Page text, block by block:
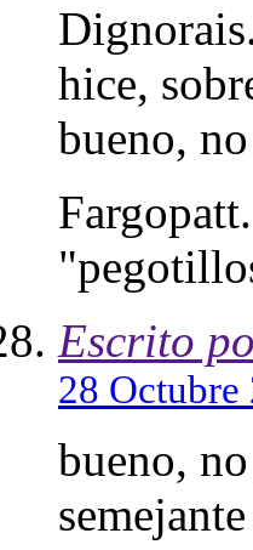
hice,
bueno,
Escrito
28 Octubre
bueno,